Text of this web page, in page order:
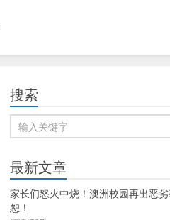
搜索
最新文章
家长们怒火中烧！澳洲校园再出恶
恕！